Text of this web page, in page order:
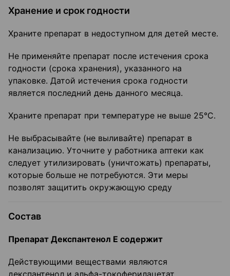
Хранение и срок годности
Храните препарат в недоступном для детей месте.
Не применяйте препарат после истечения срока
годности (срока хранения), указанного на
упаковке. Датой истечения срока годности
является последний день данного месяца.
Храните препарат при температуре не выше 25°C.
Не выбрасывайте (не выливайте) препарат в
канализацию. Уточните у работника аптеки как
следует утилизировать (уничтожать) препараты,
которые больше не потребуются. Эти меры
позволят защитить окружающую среду
Состав
Препарат Декспантенол Е содержит
Действующими веществами являются